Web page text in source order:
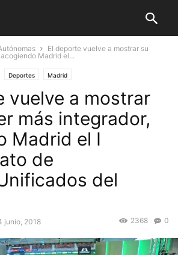
El deporte vuelve a mostrar su
Madrid el...
Deportes Madrid
vuelve a mostrar
más integrador,
Madrid el I
de
del
junio, 2018 0
2368